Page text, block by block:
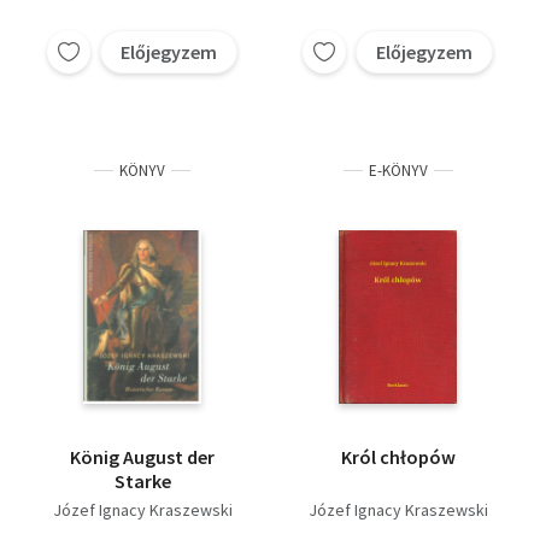
Előjegyzem Előjegyzem
KÖNYV
König August der
Starke
Józef Ignacy Kraszewski
E-KÖNYV
Król chłopów
Józef Ignacy Kraszewski